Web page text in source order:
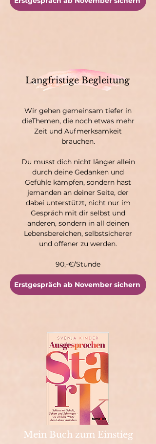
Langfristige Begleitung
Wir gehen gemeinsam tiefer in
dieThemen, die noch etwas mehr
Zeit und Aufmerksamkeit
brauchen.
Du musst dich nicht länger allein
durch deine Gedanken und
Gefühle kämpfen, sondern hast
jemanden an deiner Seite, der
dabei unterstützt, nicht nur im
Gespräch mit dir selbst und
anderen, sondern in all deinen
Lebensbereichen, selbstsicherer
und offener zu werden.
90,-€/Stunde
Erstgespräch ab November sichern
Mein Buch zum Einstieg